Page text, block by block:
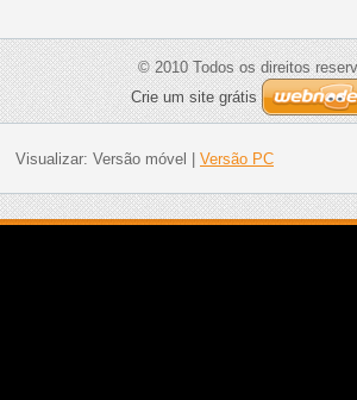
© 2010 Todos os direitos
Crie um site grátis
Visualizar: Versão móvel Versão PC